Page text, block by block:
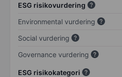
ESG risikovurdering
Environmental vurdering
Social vurdering
Governance vurdering
ESG risikokategori